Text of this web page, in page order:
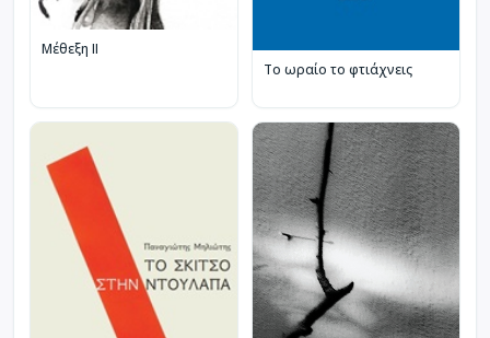
Μέθεξη II
Το ωραίο το φτιάχνεις